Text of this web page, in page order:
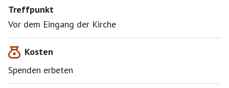
Treffpunkt
Vor dem Eingang der Kirche
Kosten
Spenden erbeten